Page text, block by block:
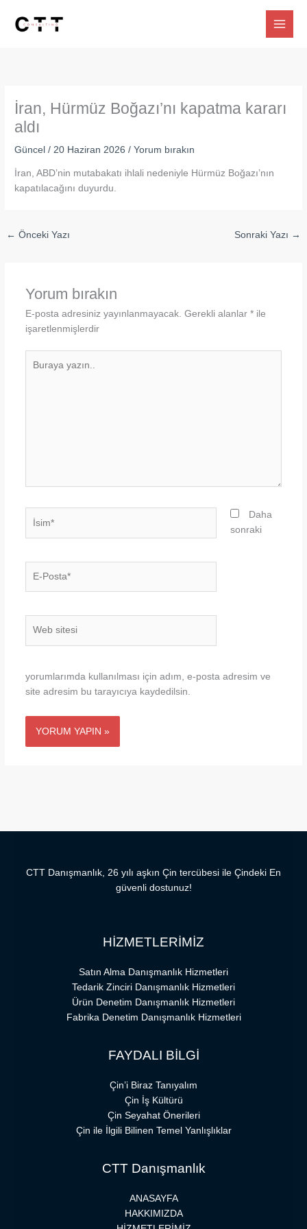
İran, Hürmüz Boğazı’nı kapatma kararı
aldı
Güncel /20 Haziran 2026/Yorum bırakın
İran, ABD’nin mutabakatı ihlali nedeniyle Hürmüz Boğazı’nın
kapatılacağını duyurdu.
← Önceki Yazı Sonraki Yazı →
Yorum bırakın
E-posta adresiniz yayınlanmayacak. Gerekli alanlar *ile
işaretlenmişlerdir
Posta*
Daha
sonraki
yorumlarımda kullanılması için adım, e-posta adresim ve
site adresim bu tarayıcıya kaydedilsin.
CTT Danışmanlık, 26 yılı aşkın Çin tercübesi ile Çindeki En
güvenli dostunuz!
HİZMETLERİMİZ
Satın Alma Danışmanlık Hizmetleri
Tedarik Zinciri Danışmanlık Hizmetleri
Ürün Denetim Danışmanlık Hizmetleri
Fabrika Denetim Danışmanlık Hizmetleri
FAYDALI BİLGİ
Çin’i Biraz Tanıyalım
Çin İş Kültürü
Çin Seyahat Önerileri
Çin ile İlgili Bilinen Temel Yanlışlıklar
CTT Danışmanlık
ANASAYFA
HAKKIMIZDA